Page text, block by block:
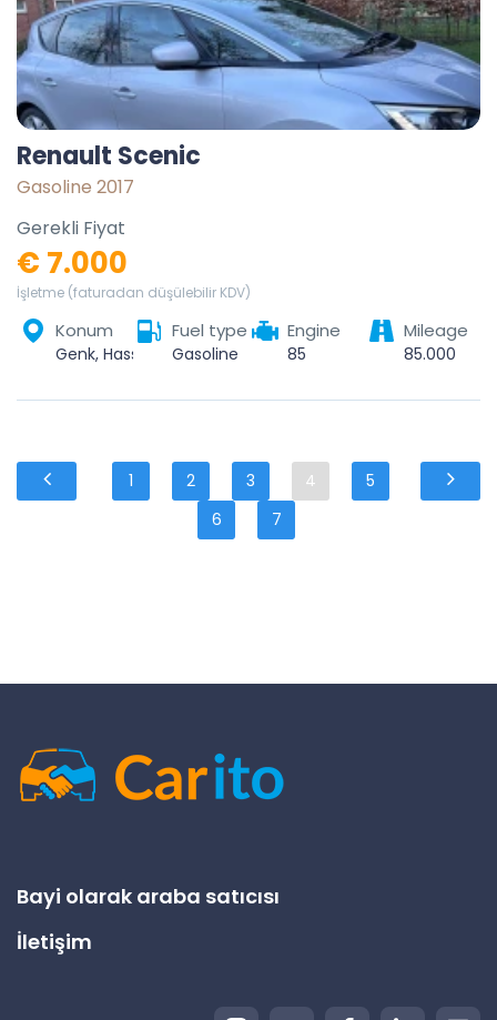
Renault Scenic
Gasoline 2017
Gerekli Fiyat
€ 7.000
İşletme (faturadan düşülebilir KDV)
Konum Fuel type
Gasoline
Engine
85
Mileage
85.000
1 2 3 4
5
6
7
Bayi olarak araba satıcısı
İletişim